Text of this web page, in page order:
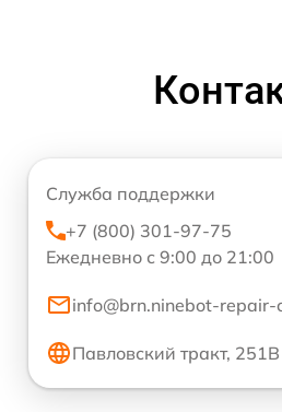
Служба поддержки
+7 (800) 301-97-75
Ежедневно с 9:00 до 21:00
info@brn.ninebot-repair-
Павловский тракт, 251В